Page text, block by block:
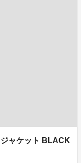
ジャケット BLACK